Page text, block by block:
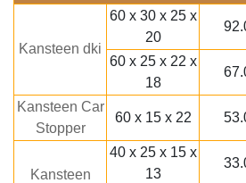
Kansteen dki
60 x 30 x 25 x
20
60 x 25 x 22 x
18
Kansteen Car
Stopper
60 x 15 x 22
Kansteen
40 x 25 x 15 x
13